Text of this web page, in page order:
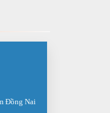
Đồng Nai